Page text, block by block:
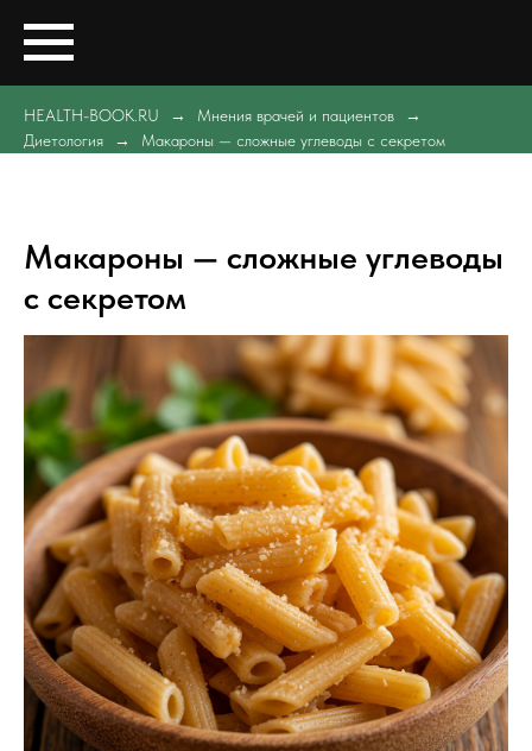
HEALTH-BOOK.RU
Мнения врачей и пациентов
Диетология
Макароны — сложные углеводы с секретом
Макароны — сложные углеводы
с секретом